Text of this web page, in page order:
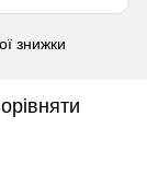
знижки